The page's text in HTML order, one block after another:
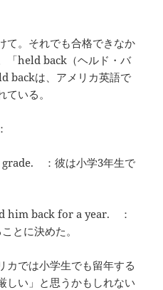
て。それでも合格できなか
「held back（ヘルド・バ
backは、アメリカ英語で
ている。
：彼は小学3年生で
him back for a year. ：
とに決めた。
カでは小学生でも留年する
しい」と思うかもしれない